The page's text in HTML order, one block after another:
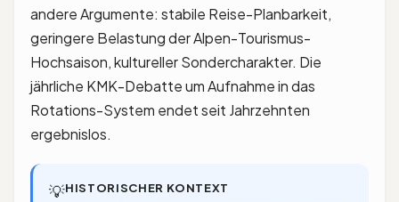
andere Argumente: stabile Reise-Planbarkeit,
geringere Belastung der Alpen-Tourismus-
Hochsaison, kultureller Sondercharakter. Die
jährliche KMK-Debatte um Aufnahme in das
Rotations-System endet seit Jahrzehnten
ergebnislos.
💡HISTORISCHER KONTEXT